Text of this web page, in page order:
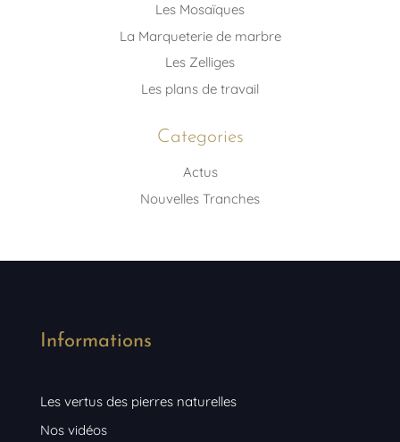
Les Mosaïques
La Marqueterie de marbre
Les Zelliges
Les plans de travail
Categories
Actus
Nouvelles Tranches
Informations
Les vertus des pierres naturelles
Nos vidéos